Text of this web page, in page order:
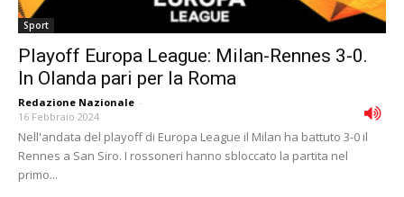
Sport
Playoff Europa League: Milan-Rennes 3-0.
In Olanda pari per la Roma
Redazione Nazionale -
16 Febbraio 2024
Nell'andata del playoff di Europa League il Milan ha battuto 3-0 il
Rennes a San Siro. I rossoneri hanno sbloccato la partita nel
primo...